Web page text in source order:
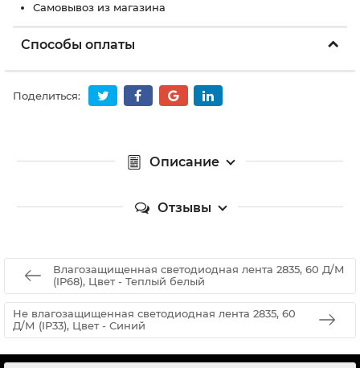
Самовывоз из магазина
Способы оплаты
Поделиться:
Описание
Отзывы
Влагозащищенная светодиодная лента 2835, 60 Д/М
(IP68), Цвет - Теплый белый
Не влагозащищенная светодиодная лента 2835, 60
Д/М (IP33), Цвет - Синий